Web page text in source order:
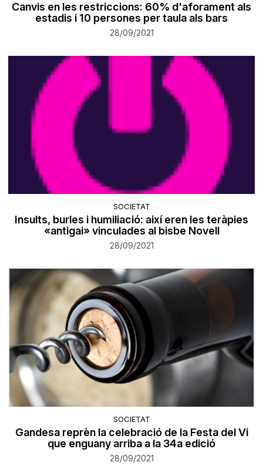
Canvis en les restriccions: 60% d'aforament als
estadis i 10 persones per taula als bars
28/09/2021
SOCIETAT
Insults, burles i humiliació: així eren les teràpies
«antigai» vinculades al bisbe Novell
28/09/2021
SOCIETAT
Gandesa reprèn la celebració de la Festa del Vi
que enguany arriba a la 34a edició
28/09/2021